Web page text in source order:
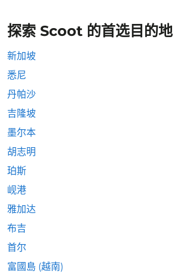
探索 Scoot 的首选目的地
新加坡
悉尼
丹帕沙
吉隆坡
墨尔本
胡志明
珀斯
岘港
雅加达
布吉
首尔
富國島 (越南)